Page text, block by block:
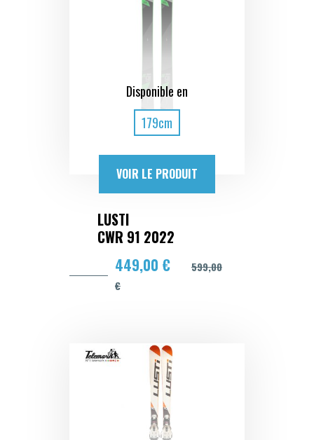
Disponible en
179cm
VOIR LE PRODUIT
LUSTI
CWR 91 2022
449,00 €
599,00
€